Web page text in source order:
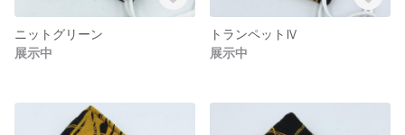
ニットグリーン
展示中
トランペットⅣ
展示中